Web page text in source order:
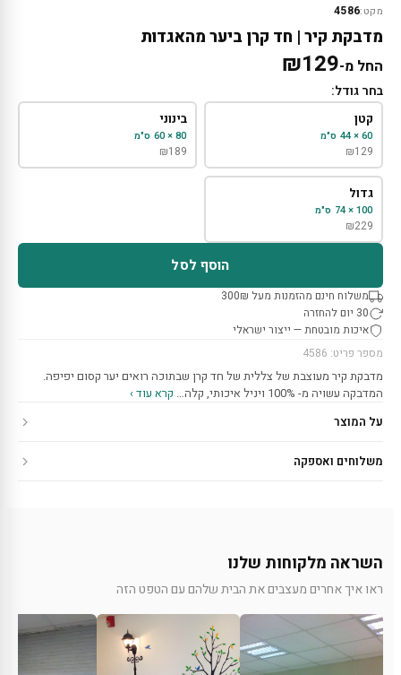
מקט:4586
מדבקת קיר | חד קרן ביער מהאגדות
החל מ- ₪129
בחר גודל:
קטן
60 × 44 ס"מ
₪129
בינוני
80 × 60 ס"מ
₪189
גדול
100 × 74 ס"מ
₪229
הוסף לסל
משלוח חינם מהזמנות מעל 300₪
30 יום להחזרה
איכות מובטחת — ייצור ישראלי
מספר פריט: 4586
מדבקת קיר מעוצבת של צללית של חד קרן שבתוכה רואים יער קסום יפיפה.
המדבקה עשויה מ- 100% ויניל איכותי, קלה…
קרא עוד ›
על המוצר
משלוחים ואספקה
השראה מלקוחות שלנו
ראו איך אחרים מעצבים את הבית שלהם עם הטפט הזה